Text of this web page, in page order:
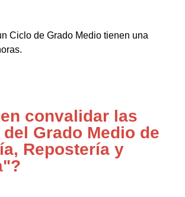
Ciclo de Grado Medio tienen una
convalidar las
Grado Medio de
Repostería y